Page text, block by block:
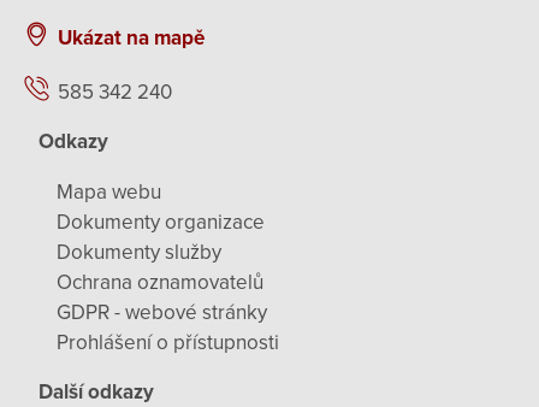
Ukázat na mapě
585 342 240
Odkazy
Mapa webu
Dokumenty organizace
Dokumenty služby
Ochrana oznamovatelů
GDPR - webové stránky
Prohlášení o přístupnosti
Další odkazy